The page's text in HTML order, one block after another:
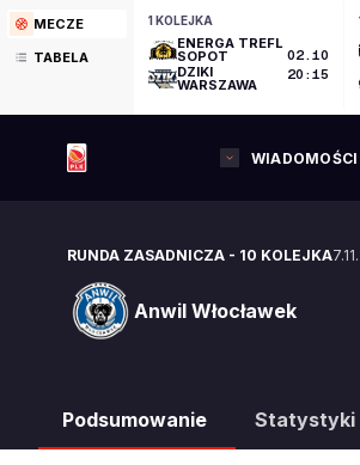
MECZE
TABELA
1 KOLEJKA
ENERGA TREFL
SOPOT
DZIKI
WARSZAWA
02.10
20:15
WIADOMOŚCI
RUNDA ZASADNICZA - 10 KOLEJKA
Anwil Włocławek
Podsumowanie Statystyki